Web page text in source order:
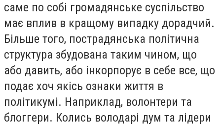
саме по собі громадянське суспільство
має вплив в кращому випадку дорадчий.
Більше того, пострадянська політична
структура збудована таким чином, що
або давить, або інкорпорує в себе все, що
подає хоч якісь ознаки життя в
політикумі. Наприклад, волонтери та
блоггери. Колись володарі дум та лідери